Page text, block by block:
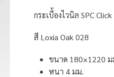
กระเบื้องไวนิล SPC
สี Loxia Oak 028
ขนาด 180×1220 ม
หนา 4 มม.